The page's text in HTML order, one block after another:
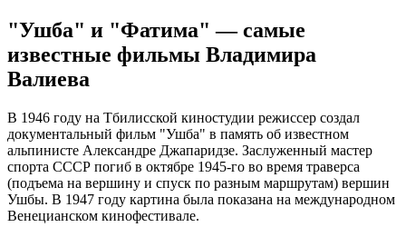
"Ушба" и "Фатима" — самые
известные фильмы Владимира
Валиева
В 1946 году на Тбилисской киностудии режиссер создал
документальный фильм "Ушба" в память об известном
альпинисте Александре Джапаридзе. Заслуженный мастер
спорта СССР погиб в октябре 1945-го во время траверса
(подъема на вершину и спуск по разным маршрутам) вершин
Ушбы. В 1947 году картина была показана на международном
Венецианском кинофестивале.